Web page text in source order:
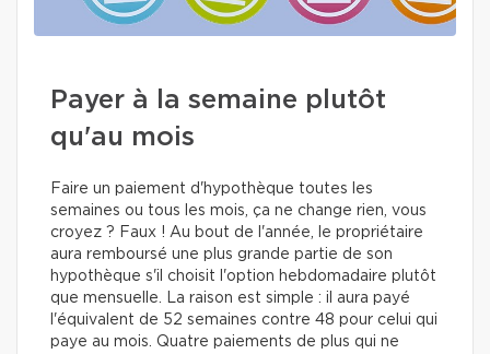
Payer à la semaine plutôt
qu'au mois
Faire un paiement d'hypothèque toutes les
semaines ou tous les mois, ça ne change rien, vous
croyez ? Faux ! Au bout de l'année, le propriétaire
aura remboursé une plus grande partie de son
hypothèque s'il choisit l'option hebdomadaire plutôt
que mensuelle. La raison est simple : il aura payé
l'équivalent de 52 semaines contre 48 pour celui qui
paye au mois. Quatre paiements de plus qui ne